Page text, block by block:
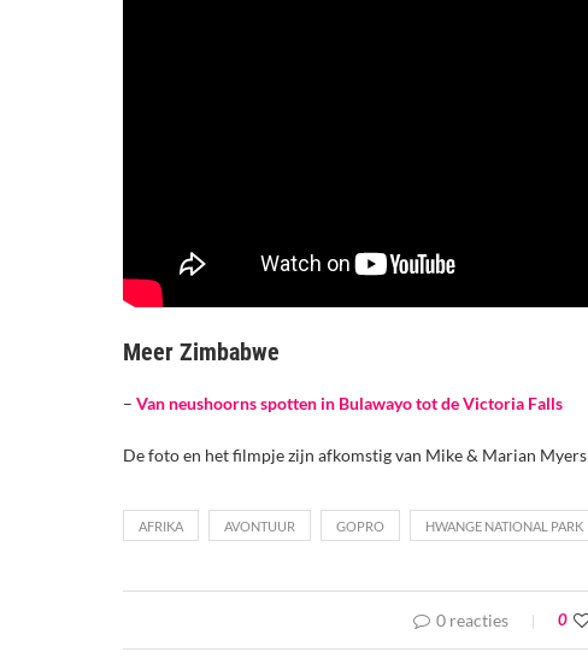
Meer Zimbabwe
– Van neushoorns spotten in Bulawayo tot de Victoria Falls
De foto en het filmpje zijn afkomstig van Mike & Marian Myers
AFRIKA AVONTUUR GOPRO HWANGE NATIONAL PARK
0 reacties 0